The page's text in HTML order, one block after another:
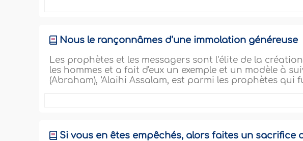
Nous le rançonnâmes d’une immolation généreuse
Les prophètes et les messagers sont l'élite de la
les hommes et a fait d'eux un exemple et un modèle à
(Abraham), ‘Alaihi Assalam, est parmi les prophètes qui
Si vous en êtes empêchés, alors faites un sacrifice